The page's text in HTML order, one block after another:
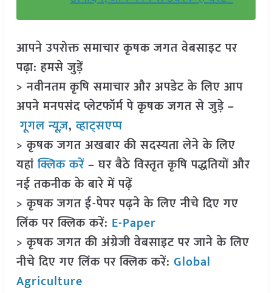
आपने उपरोक्त समाचार कृषक जगत वेबसाइट पर
पढ़ा: हमसे जुड़ें
> नवीनतम कृषि समाचार और अपडेट के लिए आप
अपने मनपसंद प्लेटफॉर्म पे कृषक जगत से जुड़े –
गूगल न्यूज़,व्हाट्सएप्प
> कृषक जगत अखबार की सदस्यता लेने के लिए
यहांक्लिक करें– घर बैठे विस्तृत कृषि पद्धतियों और
नई तकनीक के बारे में पढ़ें
> कृषक जगत ई-पेपर पढ़ने के लिए नीचे दिए गए
लिंक पर क्लिक करें: E-Paper
> कृषक जगत की अंग्रेजी वेबसाइट पर जाने के लिए
नीचे दिए गए लिंक पर क्लिक करें: Global
Agriculture